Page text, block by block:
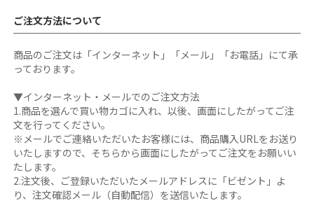
ご利用ガイド
ご注文方法について
商品のご注文は「インターネット」「メール」「お電話」にて承
っております。
▼インターネット・メールでのご注文方法
1.商品を選んで買い物カゴに入れ、以後、画面にしたがってご注
文を行ってください。
※メールでご連絡いただいたお客様には、商品購入URLをお送り
いたしますので、そちらから画面にしたがってご注文をお願いい
たします。
2.注文後、ご登録いただいたメールアドレスに「ビゼント」よ
り、注文確認メール（自動配信）を送信いたします。